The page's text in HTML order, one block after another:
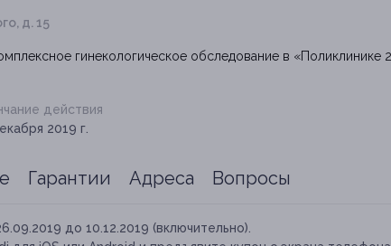
д. 15
действия
2019 г.
Гарантии Адреса Вопросы
до 10.12.2019 (включительно).